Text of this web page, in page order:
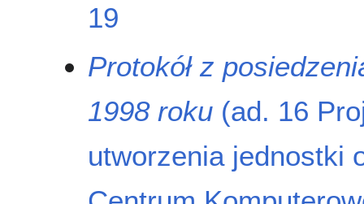
19
Protokół z
1998 roku (ad. 16
utworzenia jednostki